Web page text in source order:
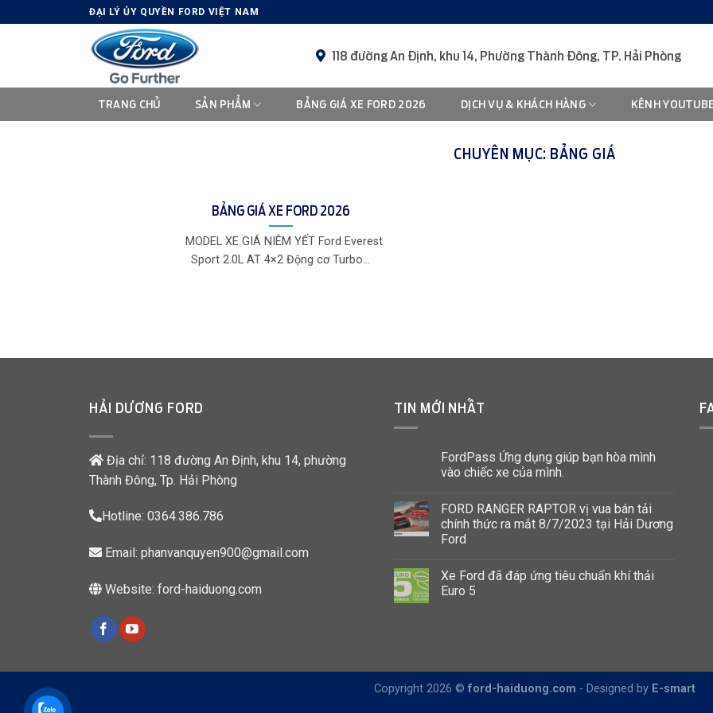
to
ĐẠI LÝ ỦY QUYỀN FORD VIỆT NAM
118 đường An Định, khu 14, Phường Thành Đông, TP. Hải Phòng
TRANG CHỦ SẢN PHẨM BẢNG GIÁ XE FORD 2026 DỊCH VỤ & KHÁCH HÀNG KÊNH YOUTUBE
CHUYÊN MỤC: BẢNG GIÁ
BẢNG GIÁ XE FORD 2026
MODEL XE GIÁ NIÊM YẾT Ford Everest
Sport 2.0L AT 4×2 Động cơ Turbo...
HẢI DƯƠNG FORD
Địa chỉ: 118 đường An Định, khu 14, phường
Thành Đông, Tp. Hải Phòng
Hotline: 0364.386.786
Email: phanvanquyen900@gmail.com
Website: ford-haiduong.com
TIN MỚI NHẤT
FordPass Ứng dụng giúp bạn hòa mình
vào chiếc xe của mình.
FORD RANGER RAPTOR vị vua bán tải
chính thức ra mắt 8/7/2023 tại Hải Dương
Ford
Xe Ford đã đáp ứng tiêu chuẩn khí thải
Euro 5
Copyright 2026 © ford-haiduong.com - Designed by E-smart